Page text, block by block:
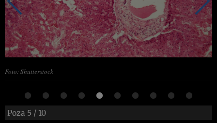
Foto: Shutterstock
Poza 5 / 10